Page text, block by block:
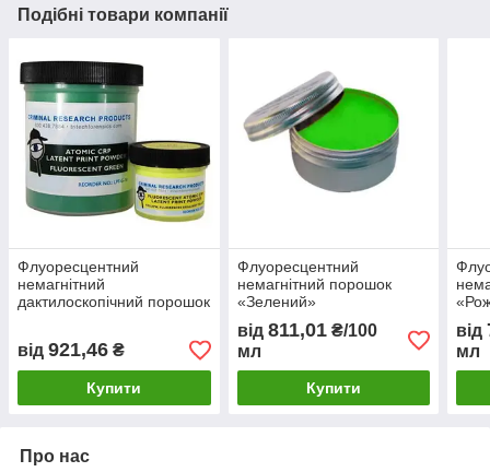
Подібні товари компанії
Флуоресцентний
немагнітний
дактилоскопічний порошок
від 921,46 ₴
Купити
Флуоресцентний
немагнітний порошок
«Зелений»
від 811,01₴/100
мл
Купити
від
мл
Про нас